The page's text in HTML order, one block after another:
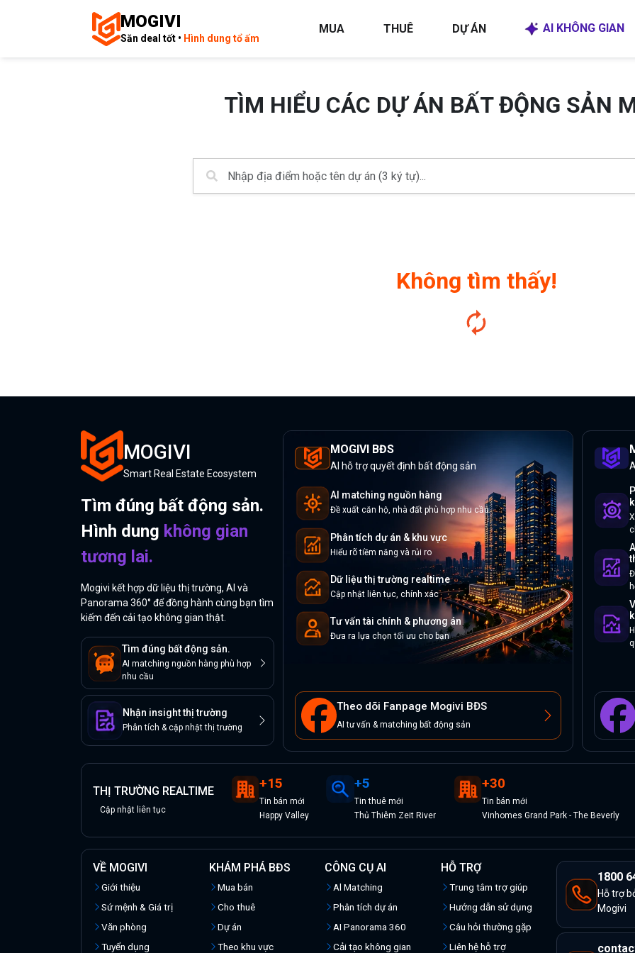
MOGIVI
Săn deal tốt • Hình dung tổ ấm
MUA THUÊ DỰ ÁN AI KHÔNG GIAN
TÌM HIỂU CÁC DỰ ÁN BẤT ĐỘNG SẢN
Không tìm thấy!
MOGIVI
Smart Real Estate Ecosystem
Tìm đúng bất động sản.
Hình dung không gian
tương lai.
Mogivi kết hợp dữ liệu thị trường, AI và
Panorama 360° để đồng hành cùng bạn tìm
kiếm đến cải tạo không gian thật.
Tìm đúng bất động sản.
AI matching nguồn hàng phù hợp
nhu cầu
Nhận insight thị trường
Phân tích & cập nhật thị trường
MOGIVI BĐS
AI hỗ trợ quyết định bất động sản
AI matching nguồn hàng
Đề xuất căn hộ, nhà đất phù hợp nhu cầu
Phân tích dự án & khu vực
Hiểu rõ tiềm năng và rủi ro
Dữ liệu thị trường realtime
Cập nhật liên tục, chính xác
Tư vấn tài chính & phương án
Đưa ra lựa chọn tối ưu cho bạn
Theo dõi Fanpage Mogivi BĐS
AI tư vấn & matching bất động sản
THỊ TRƯỜNG REALTIME
Cập nhật liên tục
+15
Tin bán mới
Happy Valley
+5
Tinthuê mới
Thủ Thiêm Zeit River
+30
Tin bán mới
Vinhomes Grand Park - The Beverly
VỀ MOGIVI
Giới thiệu
Sứ mệnh & Giá trị
Văn phòng
Tuyển dụng
KHÁM PHÁ BĐS
Mua bán
Cho thuê
Dự án
Theo khu vực
CÔNG CỤ AI
Al Matching
Phân tích dự án
AI Panorama 360
Cải tạo không gian
HỖ TRỢ
Trung tâm trợ giúp
Hướng dẫn sử dụng
Câu hỏi thường gặp
Liên hệ hỗ trợ
1800
Hỗ trợ
Mogivi